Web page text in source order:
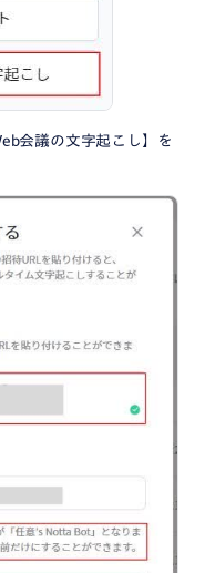
会議の文字起こし】を